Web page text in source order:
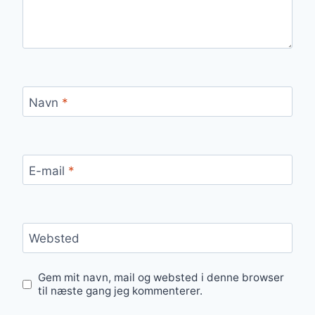
Navn *
E-mail *
Websted
Gem mit navn, mail og websted i denne browser
til næste gang jeg kommenterer.